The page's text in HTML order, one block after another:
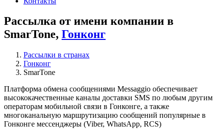
Рассылка от имени компании в
SmarTone, Гонконг
Рассылки в странах
Гонконг
SmarTone
Платформа обмена сообщениями Messaggio обеспечивает
высококачественные каналы доставки SMS по любым другим
операторам мобильной связи в Гонконге, а также
многоканальную маршрутизацию сообщений популярные в
Гонконге мессенджеры (Viber, WhatsApp, RCS)